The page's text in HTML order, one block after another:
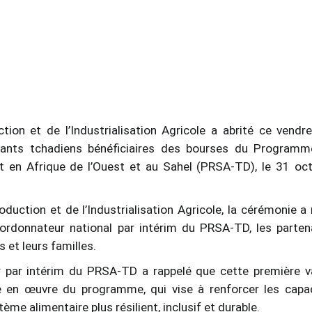
et de l’Industrialisation Agricole a abrité ce
tchadiens bénéficiaires des bourses du
Afrique de l’Ouest et au Sahel (PRSA-TD), le 31
et de l’Industrialisation Agricole, la cérémonie a
national par intérim du PRSA-TD, les
et leurs familles.
intérim du PRSA-TD a rappelé que cette première
œuvre du programme, qui vise à renforcer les
alimentaire plus résilient, inclusif et durable.